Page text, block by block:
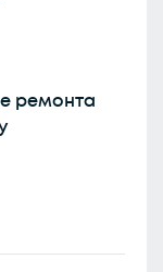
ремонта